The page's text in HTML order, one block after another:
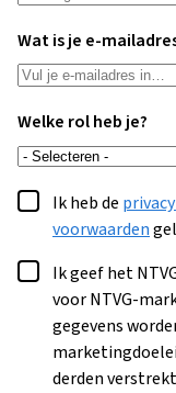
Wat is je e-
Welke rol heb je?
Ik heb de
voorwaarden
Ik geef het
voor NTVG-
gegevens
derden verstrekt